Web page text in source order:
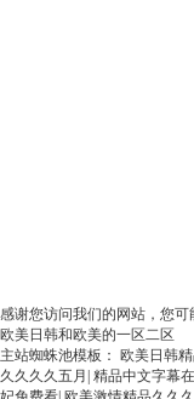
感谢您访问我们的网站，您可
欧美日韩和欧美的一区二区
主站蜘蛛池模板： 欧美日韩
久久久久五月 精品中文字幕